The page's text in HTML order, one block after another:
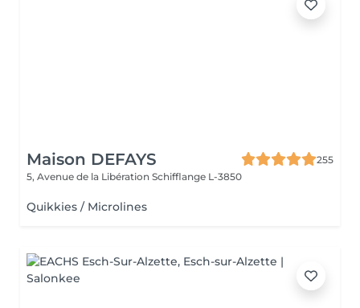
Maison DEFAYS
255
5, Avenue de la Libération Schifflange L-3850
Quikkies / Microlines